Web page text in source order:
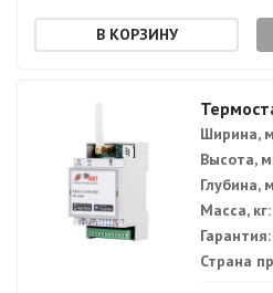
Ширина,
Высота,
Глубина,
Масса, кг:
Гарантия:
Страна